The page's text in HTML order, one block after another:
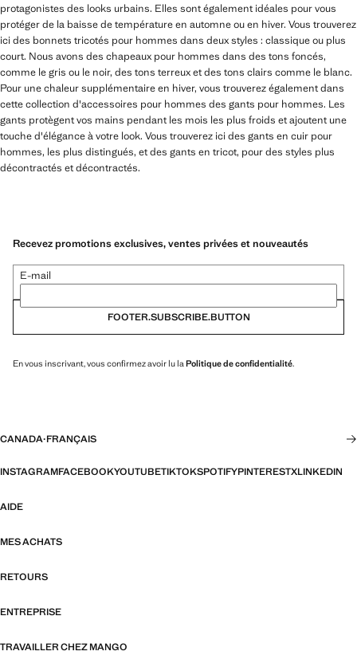
protagonistes des looks urbains. Elles sont également idéales pour vous
protéger de la baisse de température en automne ou en hiver. Vous trouverez
ici des bonnets tricotés pour hommes dans deux styles : classique ou plus
court. Nous avons des chapeaux pour hommes dans des tons foncés,
comme le gris ou le noir, des tons terreux et des tons clairs comme le blanc.
Pour une chaleur supplémentaire en hiver, vous trouverez également dans
cette collection d'accessoires pour hommes des gants pour hommes. Les
gants protègent vos mains pendant les mois les plus froids et ajoutent une
touche d'élégance à votre look. Vous trouverez ici des gants en cuir pour
hommes, les plus distingués, et des gants en tricot, pour des styles plus
décontractés et décontractés.
Recevez promotions exclusives, ventes privées et nouveautés
E-mail
FOOTER.SUBSCRIBE.BUTTON
En vous inscrivant, vous confirmez avoir lu la Politique de confidentialité.
CANADA·FRANÇAIS
INSTAGRAMFACEBOOKYOUTUBETIKTOKSPOTIFYPINTERESTXLINKEDIN
AIDE
MES ACHATS
RETOURS
ENTREPRISE
TRAVAILLER CHEZ MANGO